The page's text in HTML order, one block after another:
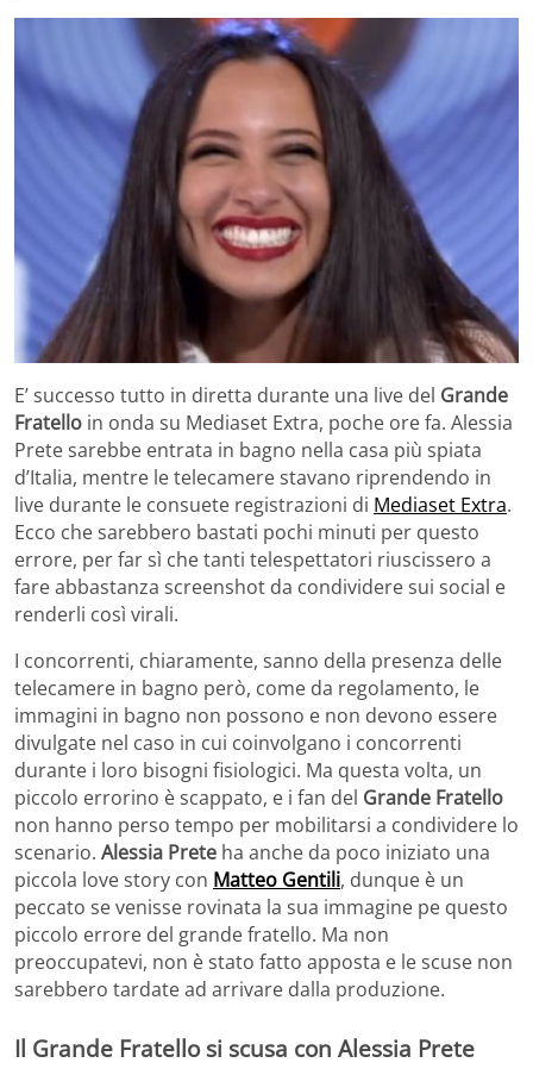
E’ successo tutto in diretta durante una live del Grande
Fratello in onda su Mediaset Extra, poche ore fa. Alessia
Prete sarebbe entrata in bagno nella casa più spiata
d’Italia, mentre le telecamere stavano riprendendo in
live durante le consuete registrazioni di Mediaset Extra.
Ecco che sarebbero bastati pochi minuti per questo
errore, per far sì che tanti telespettatori riuscissero a
fare abbastanza screenshot da condividere sui social e
renderli così virali.
I concorrenti, chiaramente, sanno della presenza delle
telecamere in bagno però, come da regolamento, le
immagini in bagno non possono e non devono essere
divulgate nel caso in cui coinvolgano i concorrenti
durante i loro bisogni fisiologici. Ma questa volta, un
piccolo errorino è scappato, e i fan del Grande Fratello
non hanno perso tempo per mobilitarsi a condividere lo
scenario. Alessia Prete ha anche da poco iniziato una
piccola love story con Matteo Gentili, dunque è un
peccato se venisse rovinata la sua immagine pe questo
piccolo errore del grande fratello. Ma non
preoccupatevi, non è stato fatto apposta e le scuse non
sarebbero tardate ad arrivare dalla produzione.
Il Grande Fratello si scusa con Alessia Prete